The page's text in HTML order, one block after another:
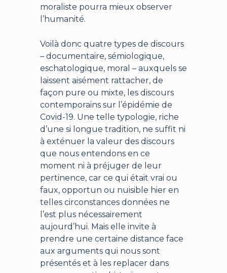
moraliste pourra mieux observer
l’humanité.
Voilà donc quatre types de discours
– documentaire, sémiologique,
eschatologique, moral – auxquels se
laissent aisément rattacher, de
façon pure ou mixte, les discours
contemporains sur l’épidémie de
Covid-19. Une telle typologie, riche
d’une si longue tradition, ne suffit ni
à exténuer la valeur des discours
que nous entendons en ce
moment ni à préjuger de leur
pertinence, car ce qui était vrai ou
faux, opportun ou nuisible hier en
telles circonstances données ne
l’est plus nécessairement
aujourd’hui. Mais elle invite à
prendre une certaine distance face
aux arguments qui nous sont
présentés et à les replacer dans